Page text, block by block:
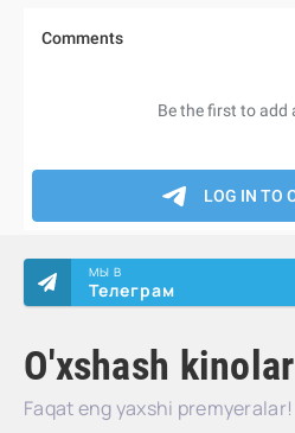
O'xshash kinolar
Faqat eng yaxshi premyeralar!
МЫ В
Телеграм